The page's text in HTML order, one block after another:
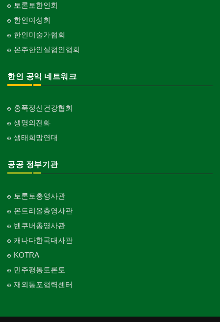
토론토한인회
한인여성회
한인미술가협회
온주한인실협인협회
한인 공익 네트워크
홍푹정신건강협회
생명의전화
생태희망연대
공공 정부기관
토론토총영사관
몬트리올총영사관
벤쿠버총영사관
캐나다한국대사관
KOTRA
민주평통토론토
재외통포협력센터